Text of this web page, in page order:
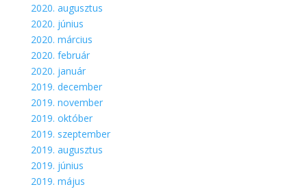
2020. augusztus
2020. június
2020. március
2020. február
2020. január
2019. december
2019. november
2019. október
2019. szeptember
2019. augusztus
2019. június
2019. május